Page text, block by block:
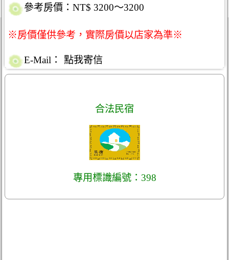
參考房價：NT$ 3200～3200
※房價僅供參考，實際房價以店家為準※
E-Mail： 點我寄信
合法民宿
專用標識編號：398